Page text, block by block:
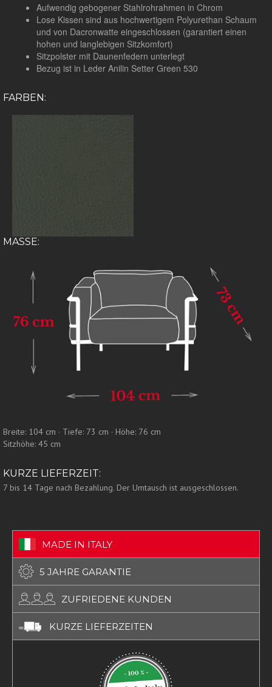
Aufwendig gebogener Stahlrohrahmen in Chrom
Lose Kissen sind aus hochwertigem Polyurethan Schaum
und von Dacronwatte eingeschlossen (garantiert einen
hohen und langlebigen Sitzkomfort)
Sitzpolster mit Daunenfedern unterlegt
Bezug ist in Leder Anilin Setter Green 530
FARBEN:
MASSE:
Breite: 104 cm · Tiefe: 73 cm · Höhe: 76 cm
Sitzhöhe: 45 cm
KURZE LIEFERZEIT:
7 bis 14 Tage nach Bezahlung. Der Umtausch ist ausgeschlossen.
MADE IN ITALY
5 JAHRE GARANTIE
ZUFRIEDENE KUNDEN
KURZE LIEFERZEITEN